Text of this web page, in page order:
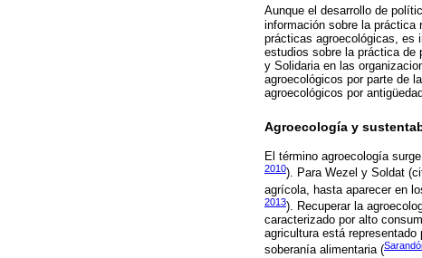
Aunque el desarrollo de
información sobre la práctica
prácticas agroecológicas, es
estudios sobre la práctica de
y Solidaria en las
agroecológicos por parte de
agroecológicos por
Agroecología y
El término agroecología
2010). Para Wezel y Soldat
agrícola, hasta aparecer en
2013). Recuperar la
caracterizado por alto
agricultura está
soberanía alimentaria (